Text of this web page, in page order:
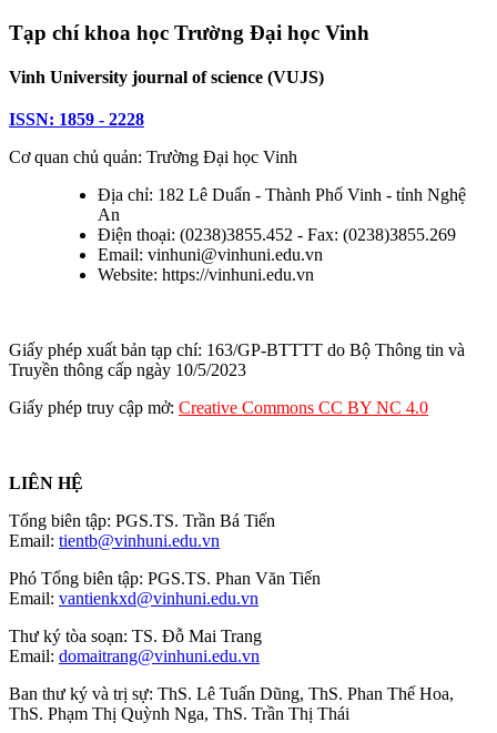
Tạp chí khoa học Trường Đại học Vinh
Vinh University journal of science (VUJS)
ISSN: 1859 - 2228
Cơ quan chủ quản: Trường Đại học Vinh
Địa chỉ: 182 Lê Duẩn - Thành Phố Vinh - tỉnh Nghệ
An
Điện thoại: (0238)3855.452 - Fax: (0238)3855.269
Email: vinhuni@vinhuni.edu.vn
Website: https://vinhuni.edu.vn
Giấy phép xuất bản tạp chí: 163/GP-BTTTT do Bộ Thông tin và
Truyền thông cấp ngày 10/5/2023
Giấy phép truy cập mở: Creative Commons CC BY NC 4.0
LIÊN HỆ
Tổng biên tập: PGS.TS. Trần Bá Tiến
Email: tientb@vinhuni.edu.vn
Phó Tổng biên tập: PGS.TS. Phan Văn Tiến
Email: vantienkxd@vinhuni.edu.vn
Thư ký tòa soạn: TS. Đỗ Mai Trang
Email: domaitrang@vinhuni.edu.vn
Ban thư ký và trị sự: ThS. Lê Tuấn Dũng, ThS. Phan Thế Hoa,
ThS. Phạm Thị Quỳnh Nga, ThS. Trần Thị Thái